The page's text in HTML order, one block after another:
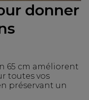
donner
65 cm améliorent
toutes vos
préservant un